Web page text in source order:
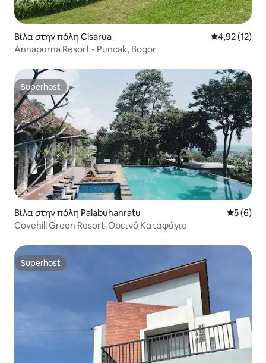
Βίλα στην πόλη Cisarua Μέση
4,92 (12)
Annapurna Resort - Puncak, Bogor
Superhost
Superhost
Βίλα στην πόλη Palabuhanratu Μέση
5 (6)
Covehill Green Resort-Ορεινό Καταφύγιο
Superhost
Superhost